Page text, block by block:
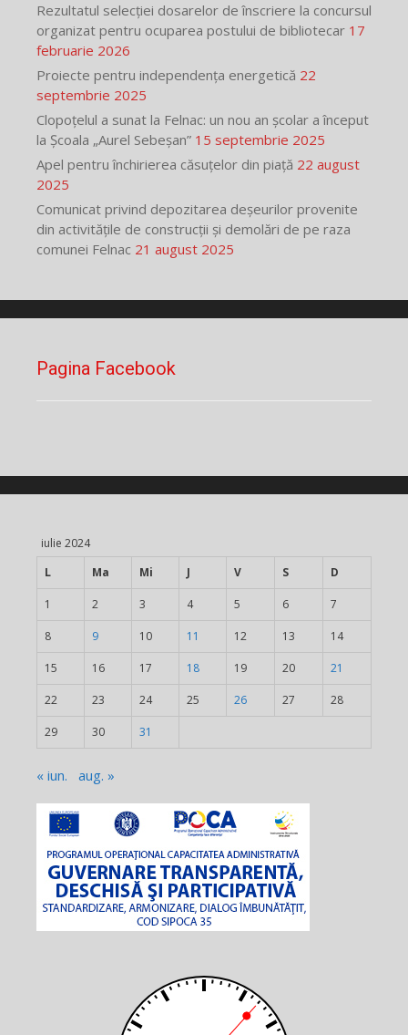
Rezultatul selecției dosarelor de înscriere la concursul
organizat pentru ocuparea postului de bibliotecar 17
februarie 2026
Proiecte pentru independența energetică 22
septembrie 2025
Clopoțelul a sunat la Felnac: un nou an școlar a început
la Școala „Aurel Sebeșan” 15 septembrie 2025
Apel pentru închirierea căsuțelor din piață 22 august
2025
Comunicat privind depozitarea deșeurilor provenite
din activitățile de construcții și demolări de pe raza
comunei Felnac 21 august 2025
Pagina Facebook
iulie 2024
L
Ma Mi J V S D
1 2 3 4 5 6 7
8 9 10 11 12 13 14
15 16 17 18 19 20 21
22 23 24 25 26 27 28
29 30 31
« iun. aug. »